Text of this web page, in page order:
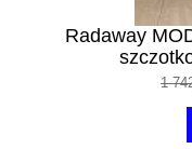
Radaway
1